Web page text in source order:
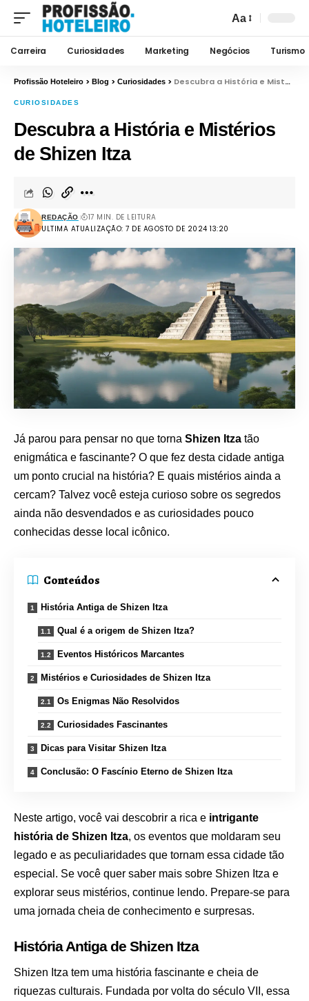
Aa
Carreira Curiosidades Marketing Negócios Turismo
Profissão Hoteleiro > Blog > Curiosidades > Descubra a História e Mistérios de Shizen Itza
CURIOSIDADES
Descubra a História e Mistérios
de Shizen Itza
ULTIMA ATUALIZAÇÃO: 7 DE AGOSTO DE 2024 13:20
REDAÇÃO 17 MIN. DE LEITURA
Já parou para pensar no que torna Shizen Itza tão
enigmática e fascinante? O que fez desta cidade antiga
um ponto crucial na história? E quais mistérios ainda a
cercam? Talvez você esteja curioso sobre os segredos
ainda não desvendados e as curiosidades pouco
conhecidas desse local icônico.
Conteúdos
História Antiga de Shizen Itza
Qual é a origem de Shizen Itza?
Eventos Históricos Marcantes
Mistérios e Curiosidades de Shizen Itza
Os Enigmas Não Resolvidos
Curiosidades Fascinantes
Dicas para Visitar Shizen Itza
Conclusão: O Fascínio Eterno de Shizen Itza
Neste artigo, você vai descobrir a rica e intrigante
história de Shizen Itza, os eventos que moldaram seu
legado e as peculiaridades que tornam essa cidade tão
especial. Se você quer saber mais sobre Shizen Itza e
explorar seus mistérios, continue lendo. Prepare-se para
uma jornada cheia de conhecimento e surpresas.
História Antiga de Shizen Itza
Shizen Itza tem uma história fascinante e cheia de
riquezas culturais. Fundada por volta do século VII, essa